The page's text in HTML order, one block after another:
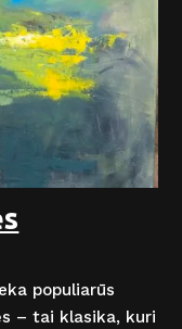
populiarūs
– tai klasika, kuri